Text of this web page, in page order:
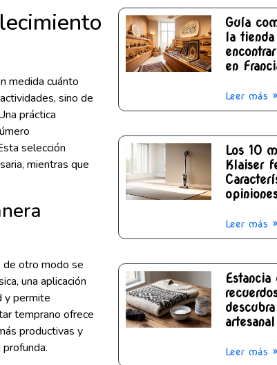
medida cuánto
sino de
práctica
selección
mientras que
de otro modo se
una aplicación
y permite
temprano ofrece
productivas y
Guía
la
en
Leer más »
Los 10
Klaiser
Leer más »
Leer más »